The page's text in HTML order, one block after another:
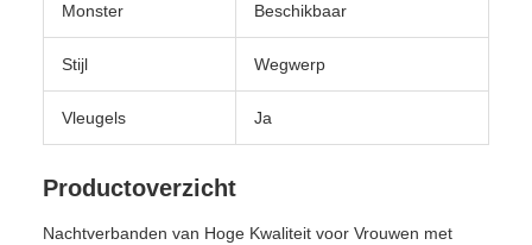
Monster Beschikbaar
Stijl Wegwerp
Vleugels Ja
Productoverzicht
Nachtverbanden van Hoge Kwaliteit voor Vrouwen met